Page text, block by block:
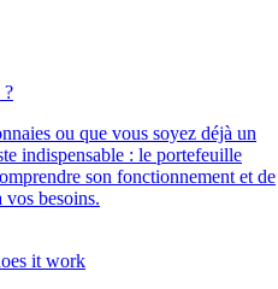
?
ou que vous soyez déjà un
indispensable : le portefeuille
son fonctionnement et de
besoins.